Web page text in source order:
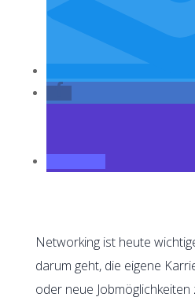
Networking ist heute
darum geht, die eigene
oder neue